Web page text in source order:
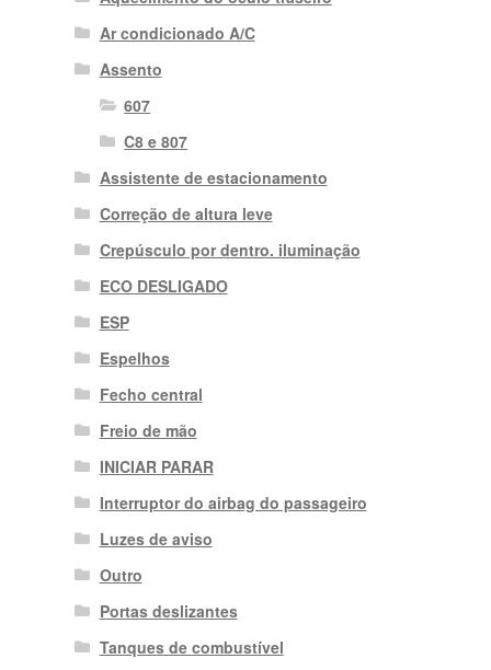
Ar condicionado A/C
Assento
607
C8 e 807
Assistente de estacionamento
Correção de altura leve
Crepúsculo por dentro. iluminação
ECO DESLIGADO
ESP
Espelhos
Fecho central
Freio de mão
INICIAR PARAR
Interruptor do airbag do passageiro
Luzes de aviso
Outro
Portas deslizantes
Tanques de combustível